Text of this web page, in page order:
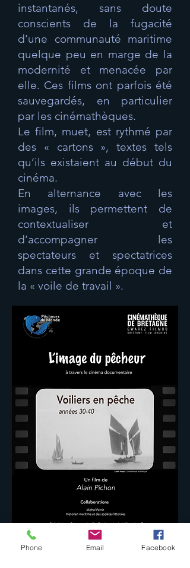
instantanés, sans doute
conscients de la fugacité
d’une communauté maritime
quelque peu en marge de la
modernité et menacée par
elle. Ces films ont parfois été
sauvegardés, en particulier
par les cinémathèques.
Le film, muet, est rythmé par
des « cartons », textes tels
qu’ils existaient au début du
cinéma.
En alternance avec les
images, ils permettent de
contextualiser et
d’accompagner les
spectateurs et spectatrices
dans cette grande époque de
la « voile de travail ».
Présenté à la 13ème édition
Phone Email Facebook